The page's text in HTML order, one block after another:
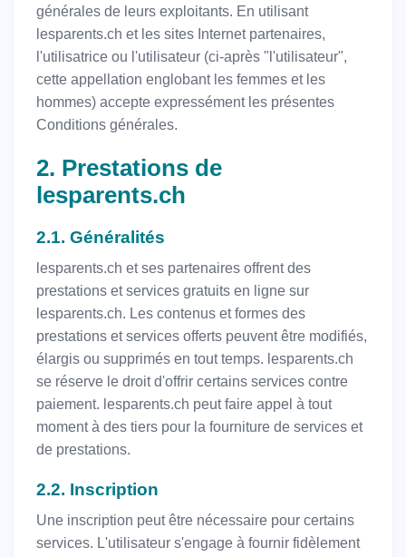
générales de leurs exploitants. En utilisant
lesparents.ch et les sites Internet partenaires,
l'utilisatrice ou l'utilisateur (ci-après "l'utilisateur",
cette appellation englobant les femmes et les
hommes) accepte expressément les présentes
Conditions générales.
2. Prestations de
lesparents.ch
2.1. Généralités
lesparents.ch et ses partenaires offrent des
prestations et services gratuits en ligne sur
lesparents.ch. Les contenus et formes des
prestations et services offerts peuvent être modifiés,
élargis ou supprimés en tout temps. lesparents.ch
se réserve le droit d'offrir certains services contre
paiement. lesparents.ch peut faire appel à tout
moment à des tiers pour la fourniture de services et
de prestations.
2.2. Inscription
Une inscription peut être nécessaire pour certains
services. L'utilisateur s'engage à fournir fidèlement